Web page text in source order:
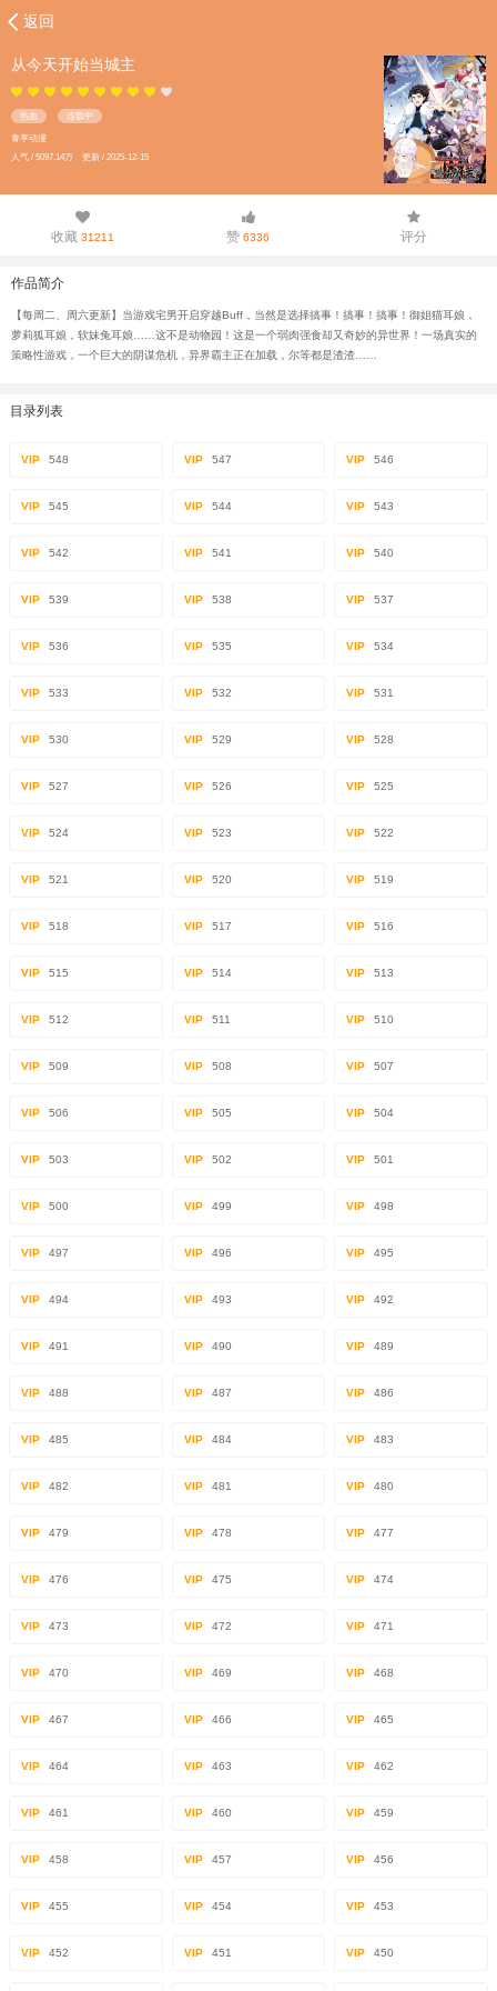
返回
从今天开始当城主
热血 连载中
青葶动漫
人气 / 5097.14万 更新 / 2025-12-15
收藏 31211 赞 6336 评分
作品简介
【每周二、周六更新】当游戏宅男开启穿越Buff，当然是选择搞事！搞事！搞事！御姐猫耳娘，
萝莉狐耳娘，软妹兔耳娘……这不是动物园！这是一个弱肉强食却又奇妙的异世界！一场真实的
策略性游戏，一个巨大的阴谋危机，异界霸主正在加载，尔等都是渣渣……
目录列表
VIP 548 VIP 547 VIP 546
VIP 545 VIP 544 VIP 543
VIP 542 VIP 541 VIP 540
VIP 539 VIP 538 VIP 537
VIP 536 VIP 535 VIP 534
VIP 533 VIP 532 VIP 531
VIP 530 VIP 529 VIP 528
VIP 527 VIP 526 VIP 525
VIP 524 VIP 523 VIP 522
VIP 521 VIP 520 VIP 519
VIP 518 VIP 517 VIP 516
VIP 515 VIP 514 VIP 513
VIP 512 VIP 511 VIP 510
VIP 509 VIP 508 VIP 507
VIP 506 VIP 505 VIP 504
VIP 503 VIP 502 VIP 501
VIP 500 VIP 499 VIP 498
VIP 497 VIP 496 VIP 495
VIP 494 VIP 493 VIP 492
VIP 491 VIP 490 VIP 489
VIP 488 VIP 487 VIP 486
VIP 485 VIP 484 VIP 483
VIP 482 VIP 481 VIP 480
VIP 479 VIP 478 VIP 477
VIP 476 VIP 475 VIP 474
VIP 473 VIP 472 VIP 471
VIP 470 VIP 469 VIP 468
VIP 467 VIP 466 VIP 465
VIP 464 VIP 463 VIP 462
VIP 461 VIP 460 VIP 459
VIP 458 VIP 457 VIP 456
VIP 455 VIP 454 VIP 453
VIP 452 VIP 451 VIP 450